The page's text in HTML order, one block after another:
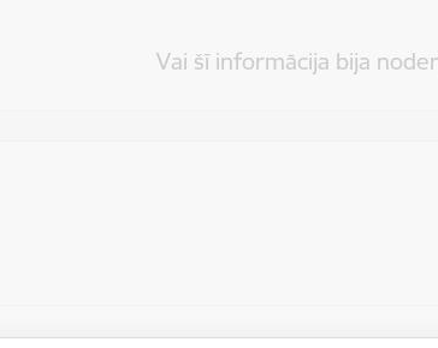
Vai šī informācija bija